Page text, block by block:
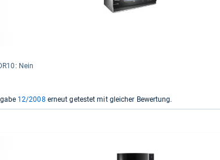
Nein
12/2008 erneut getestet mit gleicher Bewertung.